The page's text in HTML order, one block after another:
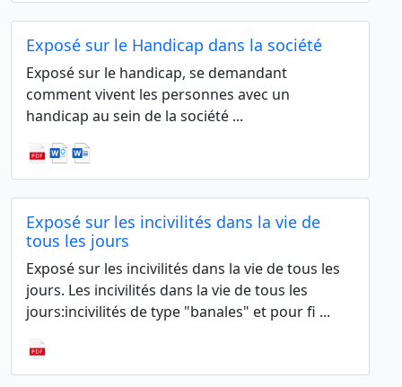
Exposé sur le Handicap dans la société
Exposé sur le handicap, se demandant
comment vivent les personnes avec un
handicap au sein de la société ...
Exposé sur les incivilités dans la vie de
tous les jours
Exposé sur les incivilités dans la vie de tous les
jours. Les incivilités dans la vie de tous les
jours:incivilités de type "banales" et pour fi ...